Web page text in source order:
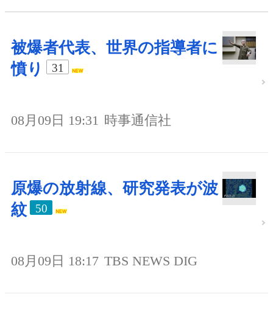
被爆者代表、世界の指導者に
憤り
31
08月09日 19:31 時事通信社
原爆の放射線、研究発表が波
紋
50
08月09日 18:17 TBS NEWS DIG